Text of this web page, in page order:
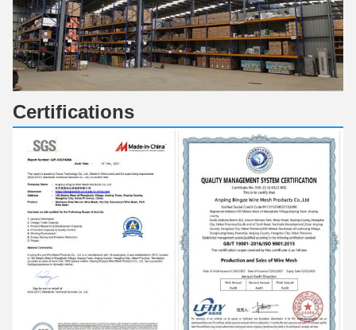
Certifications